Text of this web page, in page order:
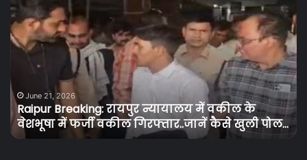
Breaking:
रायपुर
न्यायालय
के
वेशभूषा
फर्जी
वकील
June 21, 2026
Raipur Breaking: रायपुर न्यायालय में वकील के
वेशभूषा में फर्जी वकील गिरफ्तार..जानें कैसे खुली पोल…
के
को